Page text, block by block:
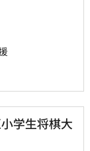
学生将棋大